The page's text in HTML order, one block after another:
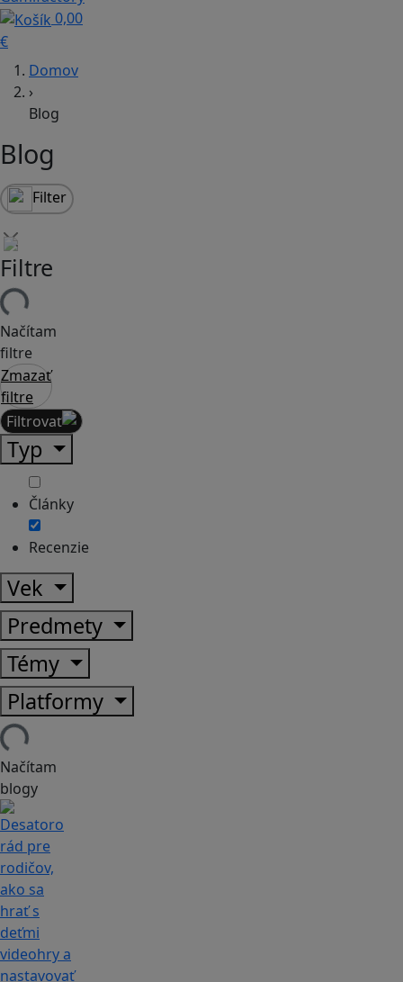
0,00
€
Domov
›
Blog
Blog
Filter
Filtre
Načítam
filtre
Zmazať
filtre
Filtrovať
Typ
Články
Recenzie
Vek
Predmety
Témy
Platformy
Načítam
blogy